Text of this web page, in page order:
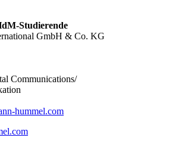
Studierende
GmbH & Co. KG
Communications/
hummel.com